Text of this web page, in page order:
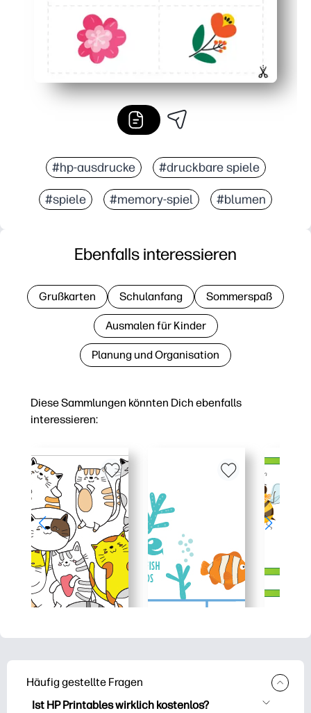
#hp-ausdrucke #druckbare spiele
#spiele #memory-spiel #blumen
Diese Sammlungen könnten Dich ebenfalls
interessieren:
Ebenfalls interessieren
Grußkarten Schulanfang Sommerspaß
Ausmalen für Kinder
Planung und Organisation
Häufig gestellte Fragen
Ist HP Printables wirklich kostenlos?